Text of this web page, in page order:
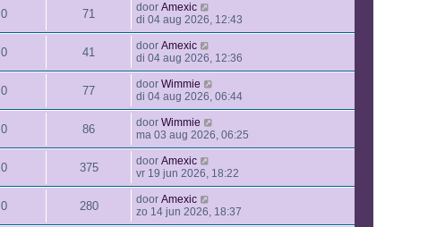
0 71 door Amexic
di 04 aug 2026, 12:43
0 41 door Amexic
di 04 aug 2026, 12:36
0 77 door Wimmie
di 04 aug 2026, 06:44
0 86 door Wimmie
ma 03 aug 2026, 06:25
0 375 door Amexic
vr 19 jun 2026, 18:22
0 280 door Amexic
zo 14 jun 2026, 18:37